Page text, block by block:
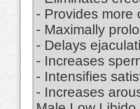
- Provides more
- Maximally
- Delays
- Increases
- Intensifies
- Increases